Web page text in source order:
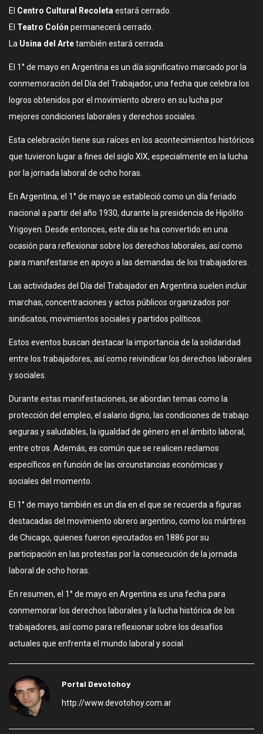
El Centro Cultural Recoleta estará cerrado.
El Teatro Colón permanecerá cerrado.
La Usina del Artetambién estará cerrada.
El 1° de mayo en Argentina es un día significativo marcado por la
conmemoración del Día del Trabajador, una fecha que celebra los
logros obtenidos por el movimiento obrero en su lucha por
mejores condiciones laborales y derechos sociales.
Esta celebración tiene sus raíces en los acontecimientos históricos
que tuvieron lugar a fines del siglo XIX, especialmente en la lucha
por la jornada laboral de ocho horas.
En Argentina, el 1° de mayo se estableció como un día feriado
nacional a partir del año 1930, durante la presidencia de Hipólito
Yrigoyen. Desde entonces, este día se ha convertido en una
ocasión para reflexionar sobre los derechos laborales, así como
para manifestarse en apoyo a las demandas de los trabajadores.
Las actividades del Día del Trabajador en Argentina suelen incluir
marchas, concentraciones y actos públicos organizados por
sindicatos, movimientos sociales y partidos políticos.
Estos eventos buscan destacar la importancia de la solidaridad
entre los trabajadores, así como reivindicar los derechos laborales
y sociales.
Durante estas manifestaciones, se abordan temas como la
protección del empleo, el salario digno, las condiciones de trabajo
seguras y saludables, la igualdad de género en el ámbito laboral,
entre otros. Además, es común que se realicen reclamos
específicos en función de las circunstancias económicas y
sociales del momento.
El 1° de mayo también es un día en el que se recuerda a figuras
destacadas del movimiento obrero argentino, como los mártires
de Chicago, quienes fueron ejecutados en 1886 por su
participación en las protestas por la consecución de la jornada
laboral de ocho horas.
En resumen, el 1° de mayo en Argentina es una fecha para
conmemorar los derechos laborales y la lucha histórica de los
trabajadores, así como para reflexionar sobre los desafíos
actuales que enfrenta el mundo laboral y social.
Portal Devotohoy
http://www.devotohoy.com.ar